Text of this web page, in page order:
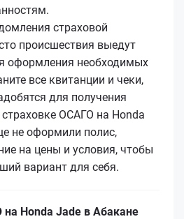
страховой
происшествия выедут
оформления необходимых
все квитанции и чеки,
для получения
ОСАГО на Honda
не оформили полис,
на цены и условия, чтобы
вариант для себя.
Honda Jade в Абакане